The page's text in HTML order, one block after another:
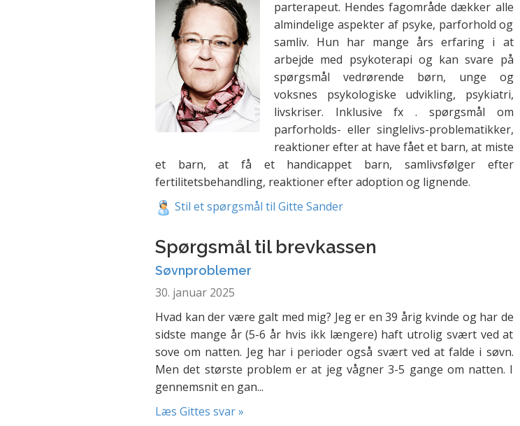
parterapeut. Hendes fagområde dækker alle
almindelige aspekter af psyke, parforhold og
samliv. Hun har mange års erfaring i at
arbejde med psykoterapi og kan svare på
spørgsmål vedrørende børn, unge og
voksnes psykologiske udvikling, psykiatri,
livskriser. Inklusive fx . spørgsmål om
parforholds- eller singlelivs-problematikker,
reaktioner efter at have fået et barn, at miste
et barn, at få et handicappet barn, samlivsfølger efter
fertilitetsbehandling, reaktioner efter adoption og lignende.
Stil et spørgsmål til Gitte Sander
Spørgsmål til brevkassen
Søvnproblemer
30. januar 2025
Hvad kan der være galt med mig? Jeg er en 39 årig kvinde og har de
sidste mange år (5-6 år hvis ikk længere) haft utrolig svært ved at
sove om natten. Jeg har i perioder også svært ved at falde i søvn.
Men det største problem er at jeg vågner 3-5 gange om natten. I
gennemsnit en gan...
Læs Gittes svar »